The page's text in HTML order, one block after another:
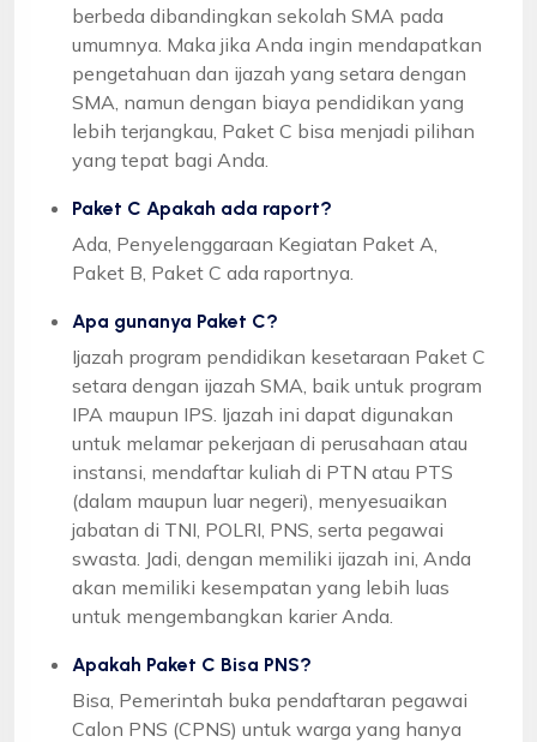
berbeda dibandingkan sekolah SMA pada
umumnya. Maka jika Anda ingin mendapatkan
pengetahuan dan ijazah yang setara dengan
SMA, namun dengan biaya pendidikan yang
lebih terjangkau, Paket C bisa menjadi pilihan
yang tepat bagi Anda.
Paket C Apakah ada raport?
Ada, Penyelenggaraan Kegiatan Paket A,
Paket B, Paket C ada raportnya.
Apa gunanya Paket C?
Ijazah program pendidikan kesetaraan Paket C
setara dengan ijazah SMA, baik untuk program
IPA maupun IPS. Ijazah ini dapat digunakan
untuk melamar pekerjaan di perusahaan atau
instansi, mendaftar kuliah di PTN atau PTS
(dalam maupun luar negeri), menyesuaikan
jabatan di TNI, POLRI, PNS, serta pegawai
swasta. Jadi, dengan memiliki ijazah ini, Anda
akan memiliki kesempatan yang lebih luas
untuk mengembangkan karier Anda.
Apakah Paket C Bisa PNS?
Bisa, Pemerintah buka pendaftaran pegawai
Calon PNS (CPNS) untuk warga yang hanya